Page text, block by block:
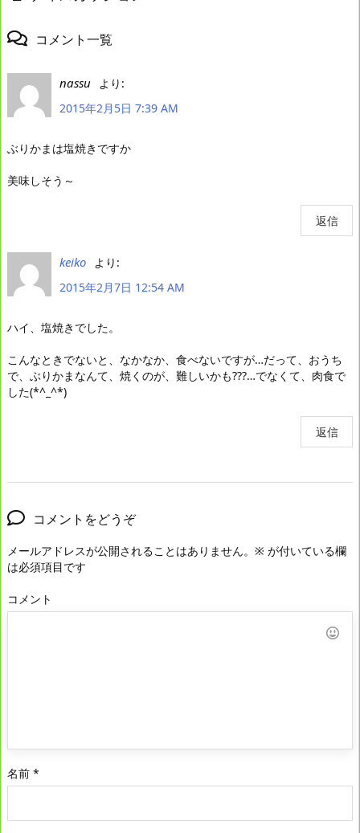
コメント一覧
nassu より:
2015年2月5日 7:39 AM
ぶりかまは塩焼きですか
美味しそう～
返信
keiko より:
2015年2月7日 12:54 AM
ハイ、塩焼きでした。
こんなときでないと、なかなか、食べないですが…だって、おうち
で、ぶりかまなんて、焼くのが、難しいかも???…でなくて、肉食で
した(*^_^*)
返信
コメントをどうぞ
メールアドレスが公開されることはありません。 ※ が付いている欄
は必須項目です
コメント
名前 *